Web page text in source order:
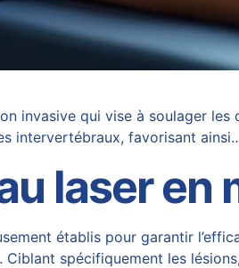
invasive qui vise à soulager
intervertébraux, favorisant
laser en
établis pour garantir
spécifiquement les